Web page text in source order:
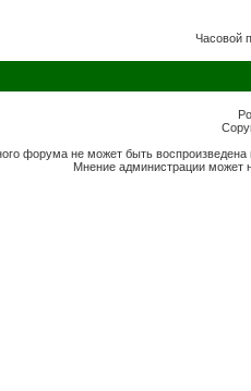
Часовой
форума не может быть
Мнение администрации может